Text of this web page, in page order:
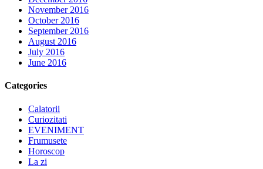
November 2016
October 2016
September 2016
August 2016
July 2016
June 2016
Categories
Calatorii
Curiozitati
EVENIMENT
Frumusete
Horoscop
La zi